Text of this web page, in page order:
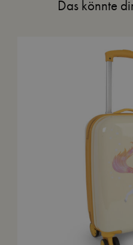
Das könnte